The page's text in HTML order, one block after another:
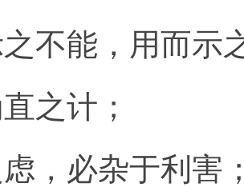
不能，用而示
之计；
，必杂于利害